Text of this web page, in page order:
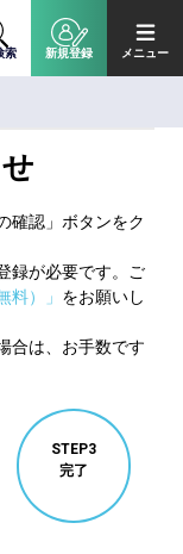
索 新規登録 メニュー
確認」ボタンをク
録が必要です。ご
料）」 をお願いし
合は、お手数です
STEP3
完了